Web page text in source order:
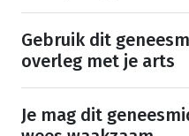
Gebruik dit
overleg met je arts
Je mag dit